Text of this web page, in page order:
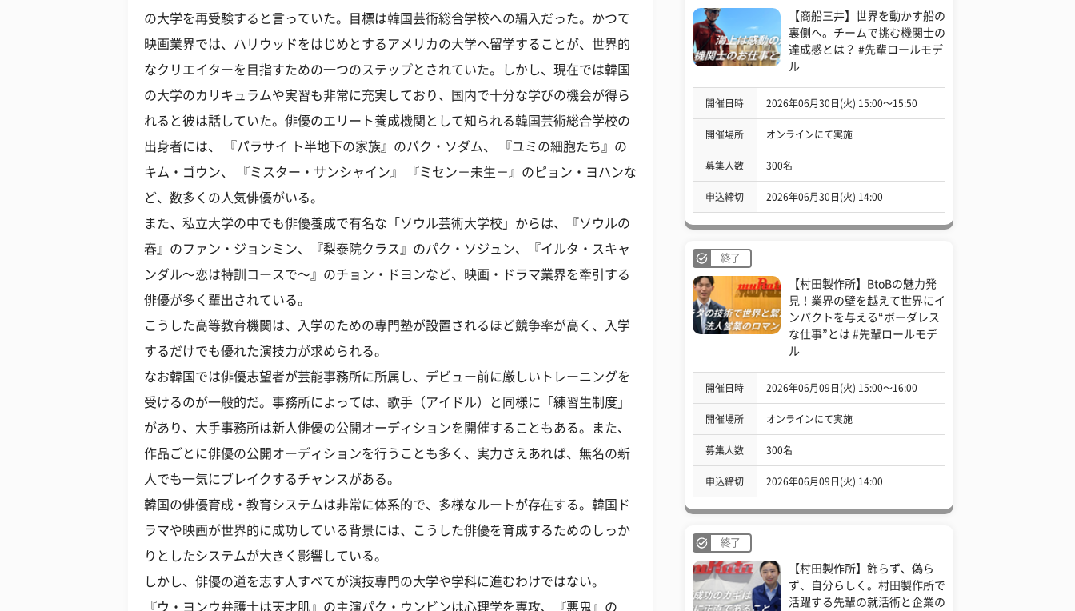
の大学を再受験すると言っていた。目標は韓国芸術総合学校への編入だった。かつて
映画業界では、ハリウッドをはじめとするアメリカの大学へ留学することが、世界的
なクリエイターを目指すための一つのステップとされていた。しかし、現在では韓国
の大学のカリキュラムや実習も非常に充実しており、国内で十分な学びの機会が得ら
れると彼は話していた。俳優のエリート養成機関として知られる韓国芸術総合学校の
出身者には、 『パラサイ ト半地下の家族』のパク・ソダム、 『ユミの細胞たち』の
キム・ゴウン、 『ミスター・サンシャイン』 『ミセン－未生－』のピョン・ヨハンな
ど、数多くの人気俳優がいる。
また、私立大学の中でも俳優養成で有名な「ソウル芸術大学校」からは、『ソウルの
春』のファン・ジョンミン、『梨泰院クラス』のパク・ソジュン、『イルタ・スキャ
ンダル〜恋は特訓コースで〜』のチョン・ドヨンなど、映画・ドラマ業界を牽引する
俳優が多く輩出されている。
こうした高等教育機関は、入学のための専門塾が設置されるほど競争率が高く、入学
するだけでも優れた演技力が求められる。
なお韓国では俳優志望者が芸能事務所に所属し、デビュー前に厳しいトレーニングを
受けるのが一般的だ。事務所によっては、歌手（アイドル）と同様に「練習生制度」
があり、大手事務所は新人俳優の公開オーディションを開催することもある。また、
作品ごとに俳優の公開オーディションを行うことも多く、実力さえあれば、無名の新
人でも一気にブレイクするチャンスがある。
韓国の俳優育成・教育システムは非常に体系的で、多様なルートが存在する。韓国ド
ラマや映画が世界的に成功している背景には、こうした俳優を育成するためのしっか
りとしたシステムが大きく影響している。
しかし、俳優の道を志す人すべてが演技専門の大学や学科に進むわけではない。
『ウ・ヨンウ弁護士は天才肌』の主演パク・ウンビンは心理学を専攻、『悪鬼』の
【商船三井】世界を動かす船の
裏側へ。チームで挑む機関士の
達成感とは？ #先輩ロールモデ
ル
開催日時 2026年06月30日(火) 15:00〜15:50
開催場所 オンラインにて実施
募集人数 300名
申込締切 2026年06月30日(火) 14:00
終了
【村田製作所】BtoBの魅力発
見！業界の壁を越えて世界にイ
ンパクトを与える“ボーダレス
な仕事”とは #先輩ロールモデ
ル
開催日時 2026年06月09日(火) 15:00〜16:00
開催場所 オンラインにて実施
募集人数 300名
申込締切 2026年06月09日(火) 14:00
終了
【村田製作所】飾らず、偽ら
ず、自分らしく。村田製作所で
活躍する先輩の就活術と企業の